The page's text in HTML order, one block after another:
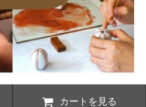
カートを見る